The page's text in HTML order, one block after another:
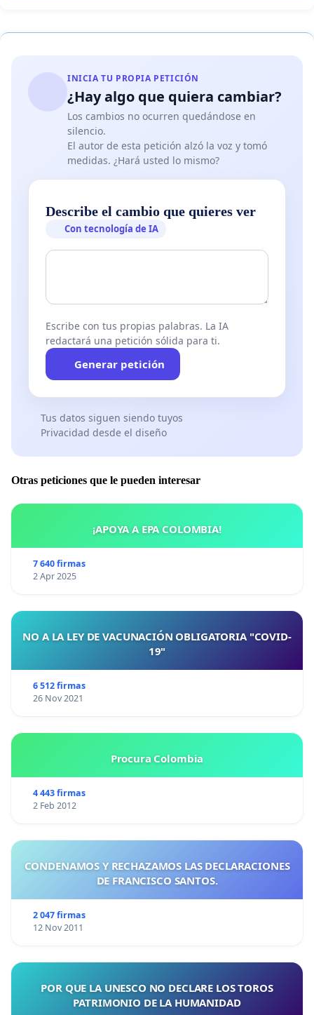
INICIA TU PROPIA PETICIÓN
¿Hay algo que quiera cambiar?
Los cambios no ocurren quedándose en
silencio.
El autor de esta petición alzó la voz y tomó
medidas. ¿Hará usted lo mismo?
Describe el cambio que quieres ver
Con tecnología de IA
Escribe con tus propias palabras. La IA
redactará una petición sólida para ti.
Generar petición
Tus datos siguen siendo tuyos
Privacidad desde el diseño
Otras peticiones que le pueden interesar
¡APOYA A EPA COLOMBIA!
7 640 firmas
2 Apr 2025
NO A LA LEY DE VACUNACIÓN OBLIGATORIA "COVID-
19"
6 512 firmas
26 Nov 2021
Procura Colombia
4 443 firmas
2 Feb 2012
CONDENAMOS Y RECHAZAMOS LAS DECLARACIONES
DE FRANCISCO SANTOS.
2 047 firmas
12 Nov 2011
POR QUE LA UNESCO NO DECLARE LOS TOROS
PATRIMONIO DE LA HUMANIDAD